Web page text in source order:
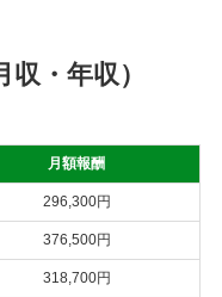
・年収）
月額報酬
296,300円
376,500円
318,700円